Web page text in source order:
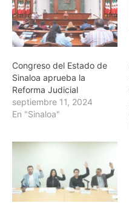
Congreso del Estado de
Sinaloa aprueba la
Reforma Judicial
septiembre 11, 2024
En "Sinaloa"